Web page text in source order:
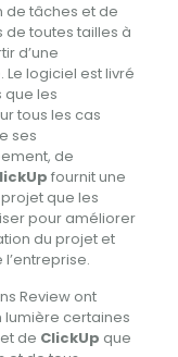
de tâches et de
toutes tailles à
d’une
logiciel est livré
que les
tous les cas
ses
de
fournit une
que les
pour améliorer
du projet et
Review ont
lumière certaines
de ClickUp que